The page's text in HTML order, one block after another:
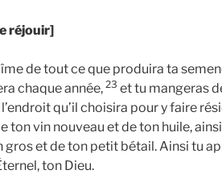
réjouir]
de tout ce que produira ta
chaque année,23 et tu mangeras
l’endroit qu’il choisira pour y faire
ton vin nouveau et de ton huile,
gros et de ton petit bétail. Ainsi tu
ton Dieu.